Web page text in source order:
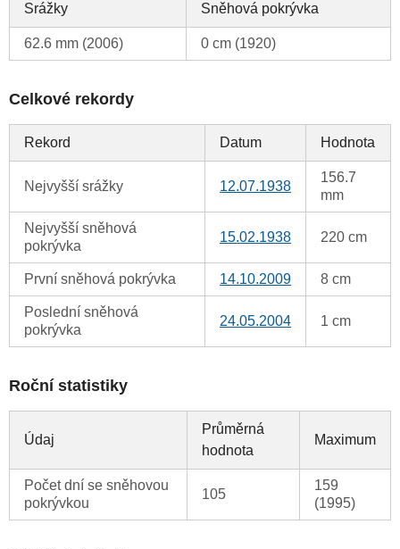
Srážky Sněhová pokrývka
62.6 mm (2006) 0 cm (1920)
Celkové rekordy
Rekord Datum Hodnota
Nejvyšší srážky 12.07.1938
156.7
mm
Nejvyšší sněhová
pokrývka
15.02.1938 220 cm
První sněhová pokrývka 14.10.2009 8 cm
Poslední sněhová
pokrývka
24.05.2004 1 cm
Roční statistiky
Údaj
Průměrná
hodnota
Maximum
Počet dní se sněhovou
pokrývkou
105
159
(1995)